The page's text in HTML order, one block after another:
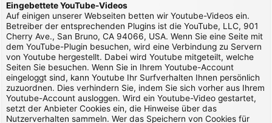
Eingebettete YouTube-Videos
Auf einigen unserer Webseiten betten wir Youtube-Videos ein.
Betreiber der entsprechenden Plugins ist die YouTube, LLC, 901
Cherry Ave., San Bruno, CA 94066, USA. Wenn Sie eine Seite mit
dem YouTube-Plugin besuchen, wird eine Verbindung zu Servern
von Youtube hergestellt. Dabei wird Youtube mitgeteilt, welche
Seiten Sie besuchen. Wenn Sie in Ihrem Youtube-Account
eingeloggt sind, kann Youtube Ihr Surfverhalten Ihnen persönlich
zuzuordnen. Dies verhindern Sie, indem Sie sich vorher aus Ihrem
Youtube-Account ausloggen. Wird ein Youtube-Video gestartet,
setzt der Anbieter Cookies ein, die Hinweise über das
Nutzerverhalten sammeln. Wer das Speichern von Cookies für